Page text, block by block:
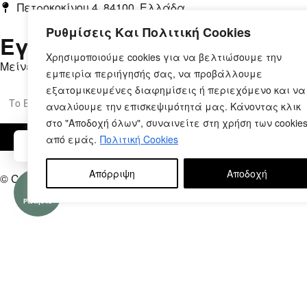
Ρυθμίσεις Και Πολιτική Cookies
Χρησιμοποιούμε cookies για να βελτιώσουμε την
εμπειρία περιήγησής σας, να προβάλλουμε
εξατομικευμένες διαφημίσεις ή περιεχόμενο και να
αναλύουμε την επισκεψιμότητά μας. Κάνοντας κλικ
στο "Αποδοχή όλων", συναινείτε στη χρήση των cookies
από εμάς. Πολιτική Cookies
Απόρριψη Αποδοχή
Πετροκοκίνου 4, 84100, Ελλάδα
Εγγραφή στο Newsletter
Μείνετε ενημερωμένοι, με αποκλειστικές προσφορές.
© Copyright 2026 – Printsub.gr. Designed & Developed by
Ρωτήστε
Μπορούμε να βοηθήσουμε;